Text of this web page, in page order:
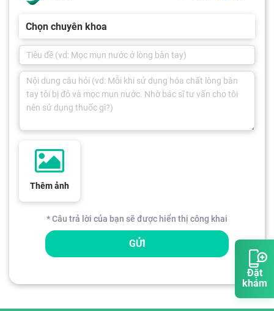
Đặt
khám
Chọn chuyên khoa
Thêm ảnh
* Câu trả lời của bạn sẽ được hiển thị công khai
GỬI